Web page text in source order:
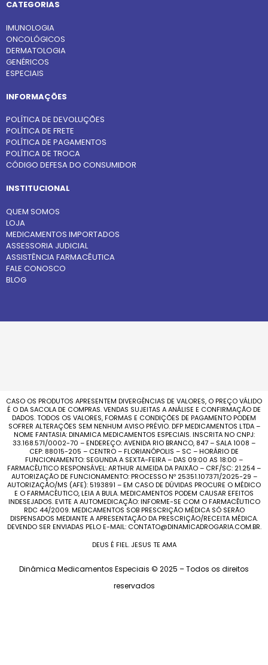
CATEGORIAS
IMUNOLOGIA
ONCOLÓGICOS
DERMATOLOGIA
GENÉRICOS
ESPECIAIS
INFORMAÇÕES
POLÍTICA DE DEVOLUÇÕES
POLÍTICA DE FRETE
POLÍTICA DE PAGAMENTOS
POLÍTICA DE TROCA
CÓDIGO DEFESA DO CONSUMIDOR
INSTITUCIONAL
QUEM SOMOS
LOJA
MEDICAMENTOS IMPORTADOS
ASSESSORIA JUDICIAL
ASSISTÊNCIA FARMACÊUTICA
FALE CONOSCO
BLOG
CASO OS PRODUTOS APRESENTEM DIVERGÊNCIAS DE VALORES, O PREÇO VÁLIDO
É O DA SACOLA DE COMPRAS. VENDAS SUJEITAS A ANÁLISE E CONFIRMAÇÃO DE
DADOS. TODOS OS VALORES, FORMAS E CONDIÇÕES DE PAGAMENTO PODEM
SOFRER ALTERAÇÕES SEM NENHUM AVISO PRÉVIO. DFP MEDICAMENTOS LTDA –
NOME FANTASIA: DINAMICA MEDICAMENTOS ESPECIAIS. INSCRITA NO CNPJ:
33.168.571/0002-70 – ENDEREÇO: AVENIDA RIO BRANCO, 847 – SALA 1008 –
CEP: 88015-205 – CENTRO – FLORIANÓPOLIS – SC – HORÁRIO DE
FUNCIONAMENTO: SEGUNDA A SEXTA-FEIRA – DAS 09:00 AS 18:00 –
FARMACÊUTICO RESPONSÁVEL: ARTHUR ALMEIDA DA PAIXÃO – CRF/SC: 21.254 –
AUTORIZAÇÃO DE FUNCIONAMENTO: PROCESSO Nº 25351.107371/2025-29 –
AUTORIZAÇÃO/MS (AFE): 5193891 – EM CASO DE DÚVIDAS PROCURE O MÉDICO
E O FARMACÊUTICO, LEIA A BULA. MEDICAMENTOS PODEM CAUSAR EFEITOS
INDESEJADOS. EVITE A AUTOMEDICAÇÃO: INFORME-SE COM O FARMACÊUTICO
RDC 44/2009. MEDICAMENTOS SOB PRESCRIÇÃO MÉDICA SÓ SERÃO
DISPENSADOS MEDIANTE A APRESENTAÇÃO DA PRESCRIÇÃO/RECEITA MÉDICA.
DEVENDO SER ENVIADAS PELO E-MAIL: CONTATO@DINAMICADROGARIA.COM.BR.
DEUS É FIEL. JESUS TE AMA
Dinâmica Medicamentos Especiais © 2025 – Todos os direitos
reservados